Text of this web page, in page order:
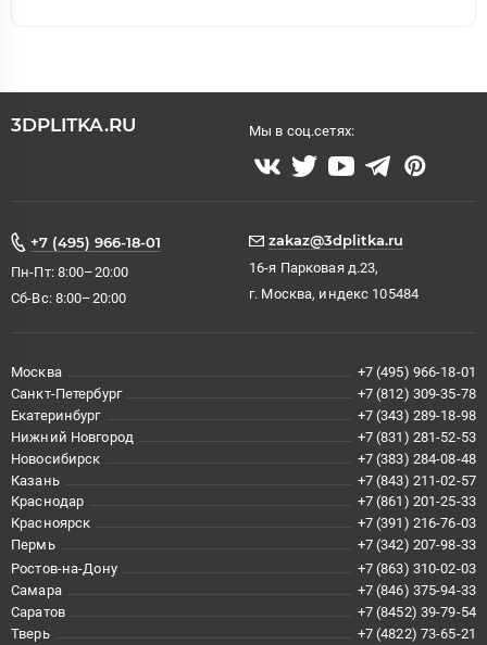
3DPLITKA.RU Мы в соц.сетях:
+7 (495) 966-18-01
Пн-Пт: 8:00–20:00
Сб-Вс: 8:00–20:00
zakaz@3dplitka.ru
16-я Парковая д.23,
г. Москва, индекс 105484
Москва
+7 (495) 966-18-01
Санкт-Петербург
+7 (812) 309-35-78
Екатеринбург
+7 (343) 289-18-98
Нижний Новгород
+7 (831) 281-52-53
Новосибирск
+7 (383) 284-08-48
Казань
+7 (843) 211-02-57
Краснодар
+7 (861) 201-25-33
Красноярск
+7 (391) 216-76-03
Пермь
+7 (342) 207-98-33
Ростов-на-Дону
+7 (863) 310-02-03
Самара
+7 (846) 375-94-33
Саратов
+7 (8452) 39-79-54
Тверь
+7 (4822) 73-65-21